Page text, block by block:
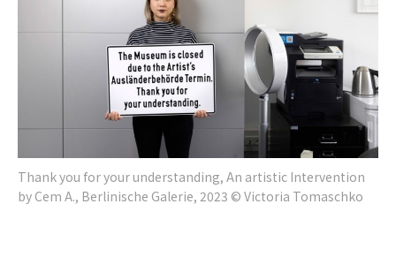
Thank you for your understanding, An artistic Intervention
by Cem A., Berlinische Galerie, 2023 © Victoria Tomaschko